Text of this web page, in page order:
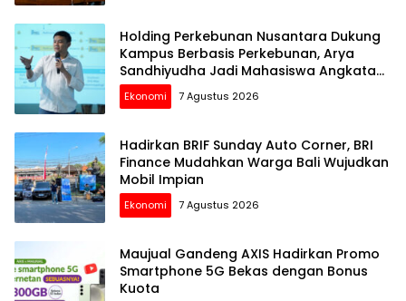
Holding Perkebunan Nusantara Dukung
Kampus Berbasis Perkebunan, Arya
Sandhiyudha Jadi Mahasiswa Angkatan
Pertama Magister ITSI
Ekonomi 7 Agustus 2026
Hadirkan BRIF Sunday Auto Corner, BRI
Finance Mudahkan Warga Bali Wujudkan
Mobil Impian
Ekonomi 7 Agustus 2026
Maujual Gandeng AXIS Hadirkan Promo
Smartphone 5G Bekas dengan Bonus
Kuota